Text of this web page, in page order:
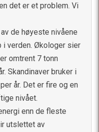
det er et problem. Vi
de høyeste nivåene
i verden. Økologer sier
omtrent 7 tonn
Skandinaver bruker i
år. Det er fire og en
nivået.
enn de fleste
utslettet av